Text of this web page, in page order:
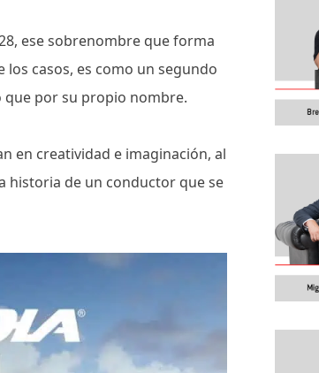
ese sobrenombre que forma
casos, es como un segundo
que por su propio nombre.
en creatividad e imaginación, al
historia de un conductor que se